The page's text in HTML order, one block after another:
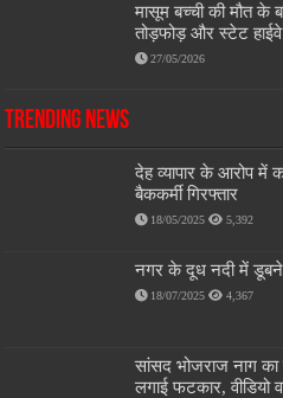
मासूम बच्ची की मौत के
तोड़फोड़ और स्टेट
27/05/2026
Trending News
देह व्यापार के आरोप में
बैककर्मी गिरफ्तार
18/05/2025 5,392
नगर के दूध नदी में डूबने
18/07/2025 4,367
सांसद भोजराज नाग का
लगाई फटकार, वीडियो